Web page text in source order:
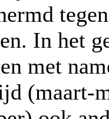
In het
met
(maart-